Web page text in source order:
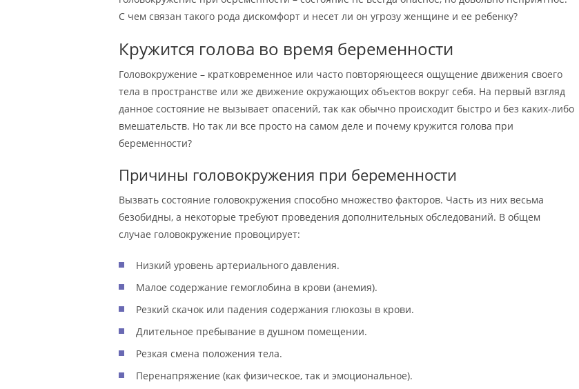
С чем связан такого рода дискомфорт и несет ли он угрозу женщине и ее ребенку?
Кружится голова во время беременности
Головокружение – кратковременное или часто повторяющееся ощущение движения своего
тела в пространстве или же движение окружающих объектов вокруг себя. На первый взгляд
данное состояние не вызывает опасений, так как обычно происходит быстро и без каких-либо
вмешательств. Но так ли все просто на самом деле и почему кружится голова при
беременности?
Причины головокружения при беременности
Вызвать состояние головокружения способно множество факторов. Часть из них весьма
безобидны, а некоторые требуют проведения дополнительных обследований. В общем
случае головокружение провоцирует:
Низкий уровень артериального давления.
Малое содержание гемоглобина в крови (анемия).
Резкий скачок или падения содержания глюкозы в крови.
Длительное пребывание в душном помещении.
Резкая смена положения тела.
Перенапряжение (как физическое, так и эмоциональное).